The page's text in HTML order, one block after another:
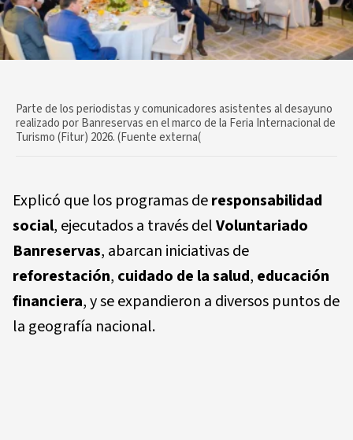
Parte de los periodistas y comunicadores asistentes al desayuno
realizado por Banreservas en el marco de la Feria Internacional de
Turismo (Fitur) 2026. (Fuente externa(
Explicó que los programas deresponsabilidad
social, ejecutados a través delVoluntariado
Banreservas, abarcan iniciativas de
reforestación, cuidado de la salud, educación
financiera, y se expandieron a diversos puntos de
la geografía nacional.